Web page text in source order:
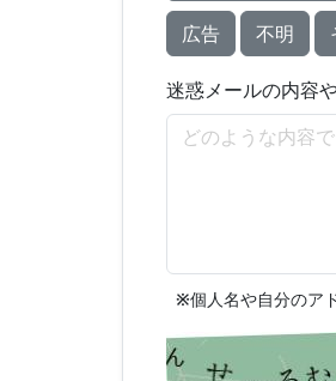
広告 不明
迷惑メールの内容
※個人名や自分のア